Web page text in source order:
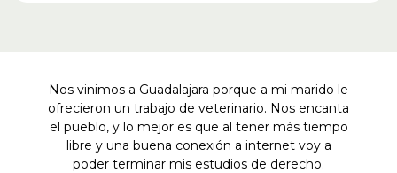
Nos vinimos a Guadalajara porque a mi marido le
ofrecieron un trabajo de veterinario. Nos encanta
el pueblo, y lo mejor es que al tener más tiempo
libre y una buena conexión a internet voy a
poder terminar mis estudios de derecho.